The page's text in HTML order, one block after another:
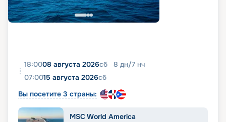
18:0008 августа 2026сб 8 дн/7 нч
07:0015 августа 2026сб
Вы посетите 3 страны:
MSC World America